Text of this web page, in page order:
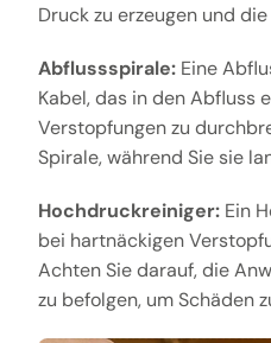
Druck zu erzeugen und
Abflussspirale:Eine
Kabel, das in den Abfluss
Verstopfungen zu
Spirale, während Sie sie
Hochdruckreiniger:Ein
bei hartnäckigen
Achten Sie darauf, die
zu befolgen, um Schäden